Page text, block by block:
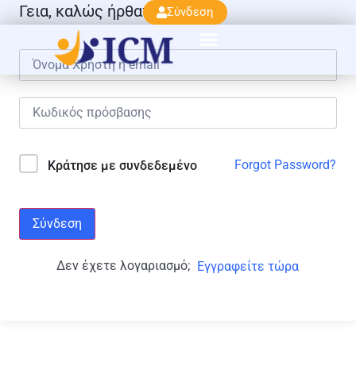
Σύνδεση
Γεια, καλώς ήρθατε πάλι!
Κράτησε με συνδεδεμένο Forgot Password?
Σύνδεση
Δεν έχετε λογαριασμό; Εγγραφείτε τώρα